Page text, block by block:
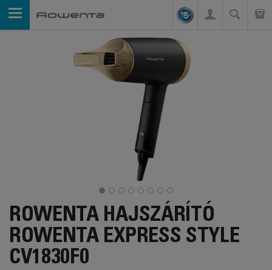
ROWENTA HAJSZÁRÍTÓ
ROWENTA EXPRESS STYLE
CV1830F0